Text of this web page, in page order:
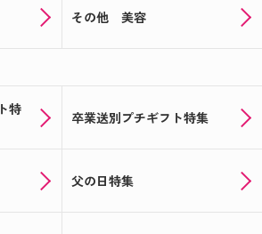
品に★☆思い出の写真でオリジナ
の注文受付中☆★あの人気のチョ
！！写真入りサクマドロップス♪
その他 美容
特
卒業送別プチギフト特集
父の日特集